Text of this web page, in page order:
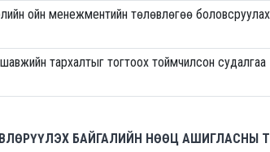
ойн менежментийн төлөвлөгөө боловсруулах
тархалтыг тогтоох тоймчилсон судалгаа
БАЙГАЛИЙН НӨӨЦ АШИГЛАСНЫ